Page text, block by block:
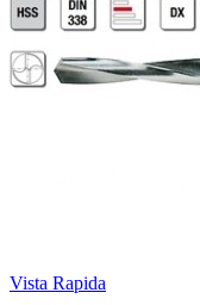
Vista Rapida